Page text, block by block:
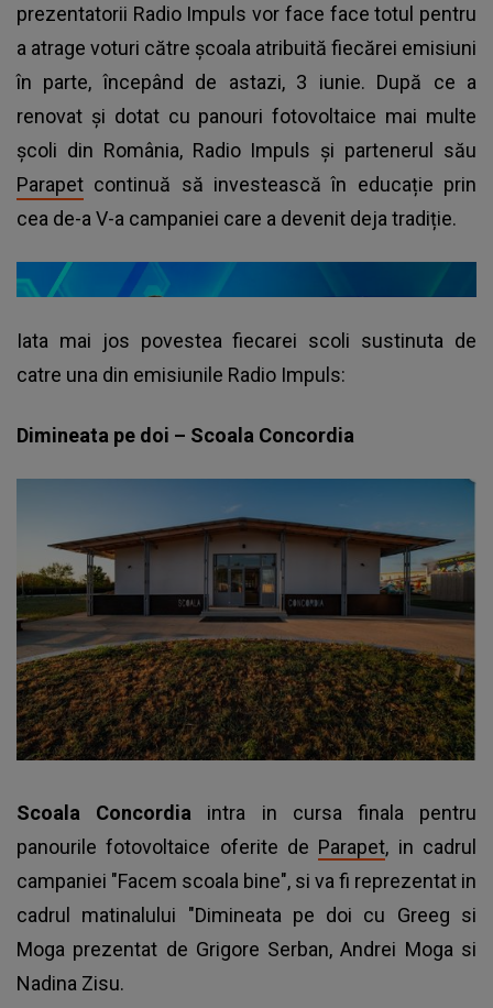
prezentatorii Radio Impuls vor face face totul pentru
a atrage voturi către școala atribuită fiecărei emisiuni
în parte, începând de astazi, 3 iunie. După ce a
renovat și dotat cu panouri fotovoltaice mai multe
școli din România, Radio Impuls și partenerul său
Parapet continuă să investească în educație prin
cea de-a V-a campaniei care a devenit deja tradiție.
Iata mai jos povestea fiecarei scoli sustinuta de
catre una din emisiunile Radio Impuls:
Dimineata pe doi – Scoala Concordia
Scoala Concordia intra in cursa finala pentru
panourile fotovoltaice oferite de Parapet, in cadrul
campaniei "Facem scoala bine", si va fi reprezentat in
cadrul matinalului "Dimineata pe doi cu Greeg si
Moga prezentat de Grigore Serban, Andrei Moga si
Nadina Zisu.